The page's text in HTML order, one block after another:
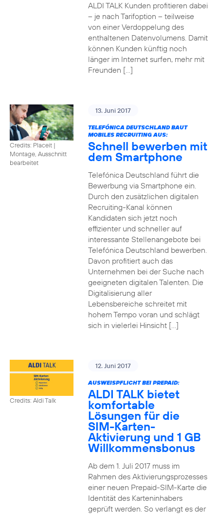
ALDI TALK Kunden profitieren dabei
– je nach Tarifoption – teilweise
von einer Verdoppelung des
enthaltenen Datenvolumens. Damit
können Kunden künftig noch
länger im Internet surfen, mehr mit
Freunden […]
Credits: Placeit |
Montage, Ausschnitt
bearbeitet
13. Juni 2017
TELEFÓNICA DEUTSCHLAND BAUT
MOBILES RECRUITING AUS:
Schnell bewerben mit
dem Smartphone
Telefónica Deutschland führt die
Bewerbung via Smartphone ein.
Durch den zusätzlichen digitalen
Recruiting-Kanal können
Kandidaten sich jetzt noch
effizienter und schneller auf
interessante Stellenangebote bei
Telefónica Deutschland bewerben.
Davon profitiert auch das
Unternehmen bei der Suche nach
geeigneten digitalen Talenten. Die
Digitalisierung aller
Lebensbereiche schreitet mit
hohem Tempo voran und schlägt
sich in vielerlei Hinsicht […]
Credits: Aldi Talk
12. Juni 2017
AUSWEISPFLICHT BEI PREPAID:
ALDI TALK bietet
komfortable
Lösungen für die
SIM-Karten-
Aktivierung und 1 GB
Willkommensbonus
Ab dem 1. Juli 2017 muss im
Rahmen des Aktivierungsprozesses
einer neuen Prepaid-SIM-Karte die
Identität des Karteninhabers
geprüft werden. So verlangt es der